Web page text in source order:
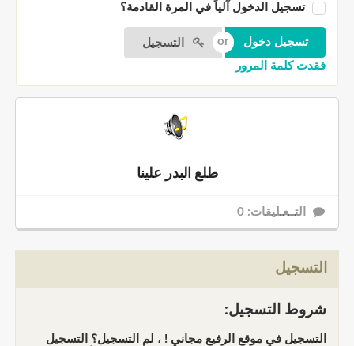
تسجيل الدخول آلياً في المرة القادمة؟
التسجيل
فقدت كلمة المرور
طلع البدر علينا
التــعـليقات: 0
التسجيل
شروط التسجيل:
التسجيل في موقع الرفيع مجاني ! ، لم التسجيل؟ التسجيل